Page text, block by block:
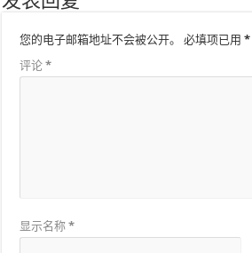
您的电子邮箱地址不会被公开。 必填项已用*
评论*
显示名称*